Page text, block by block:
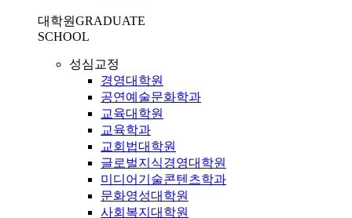
대학원GRADUATE
SCHOOL
성심교정
경영대학원
공연예술문화학과
교육대학원
교육학과
교회법대학원
글로벌지식경영대학원
미디어기술콘텐츠학과
문화영성대학원
사회복지대학원